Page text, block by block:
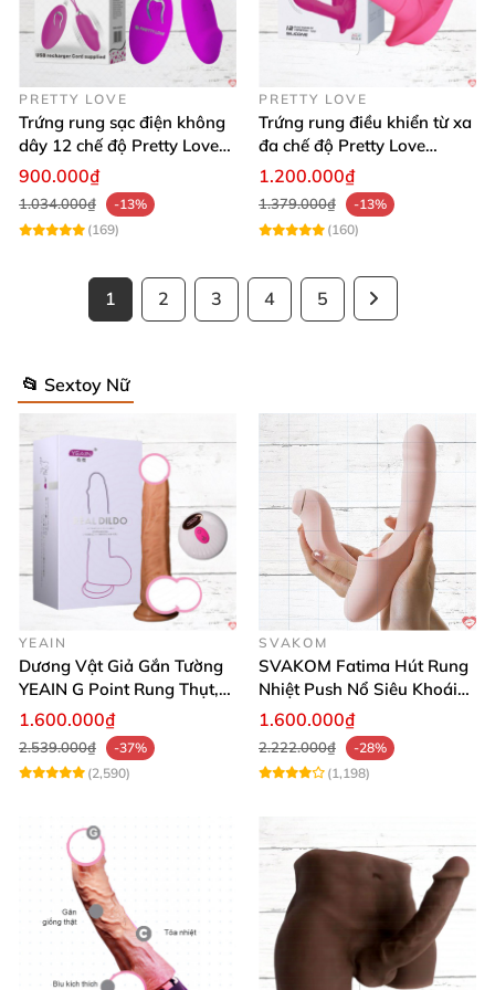
PRETTY LOVE
Trứng rung sạc điện không
dây 12 chế độ Pretty Love
Julia giá tốt
900.000₫
1.034.000₫
-13%
(169)
PRETTY LOVE
Trứng rung điều khiển từ xa
đa chế độ Pretty Love
ClamShell siêu kích thích
1.200.000₫
1.379.000₫
-13%
(160)
1 2 3 4 5
📂 Sextoy Nữ
YEAIN
Dương Vật Giả Gắn Tường
YEAIN G Point Rung Thụt,
Tỏa Nhiệt, Điều Khiển Xa
1.600.000₫
2.539.000₫
-37%
(2,590)
SVAKOM
SVAKOM Fatima Hút Rung
Nhiệt Push Nổ Siêu Khoái
Lạc
1.600.000₫
2.222.000₫
-28%
(1,198)